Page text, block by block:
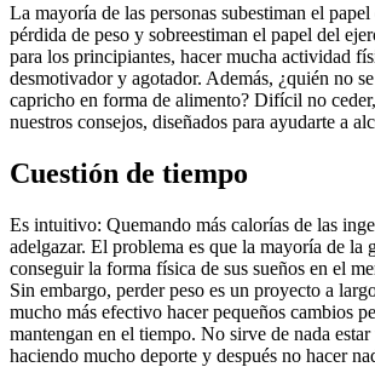
La mayoría de las personas subestiman el
pérdida de peso y sobreestiman el papel del
para los principiantes, hacer mucha actividad
desmotivador y agotador. Además, ¿quién no
capricho en forma de alimento? Difícil no
nuestros consejos, diseñados para ayudarte a
Cuestión de tiempo
Es intuitivo: Quemando más calorías de las
adelgazar. El problema es que la mayoría de la
conseguir la forma física de sus sueños en el
Sin embargo, perder peso es un proyecto a
mucho más efectivo hacer pequeños cambios
mantengan en el tiempo. No sirve de nada estar
haciendo mucho deporte y después no hacer